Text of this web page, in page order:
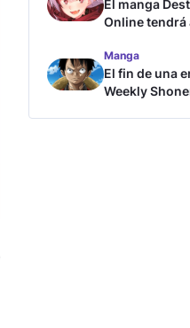
El manga
Online tendrá
Manga
El fin de una
Weekly